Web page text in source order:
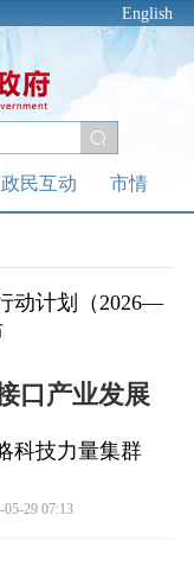
English
政民互动 市情
动计划（2026—
口产业发展
科技力量集群
29 07:13